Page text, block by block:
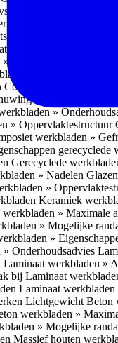
» Tussenbouw methode
werkbladen »
Nanotech massief
» Mogelijke
laminaat
Monteurs:
»
» Oppervlaktestructuur
werkbladen »
gerecyclede
Gerecyclede
» Nadelen
»
Keramiek
» Maximale
» Mogelijke
»
Onderhoudsadvies
Laminaat werkbladen »
bij Laminaat
Laminaat
Lichtgewicht Beton
werkbladen »
» Mogelijke
Massief houten